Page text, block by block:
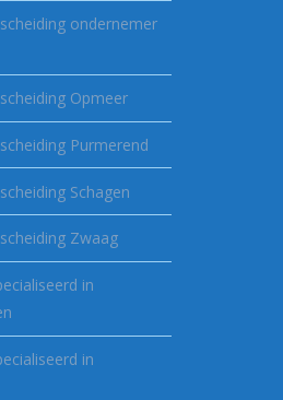
ondernemer
Opmeer
Purmerend
Schagen
Zwaag
in
in